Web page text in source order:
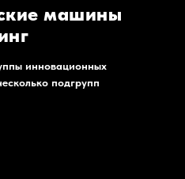
машины
инновационных
подгрупп